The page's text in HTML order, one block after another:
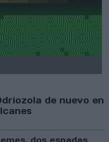
de nuevo en